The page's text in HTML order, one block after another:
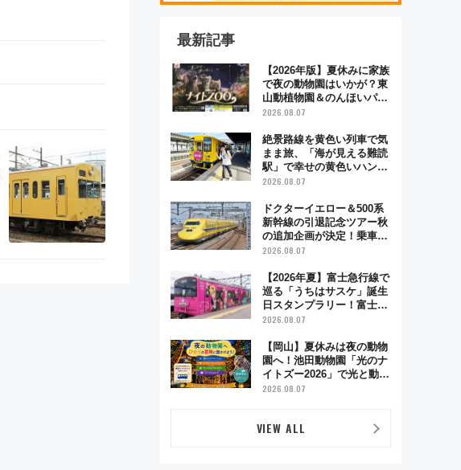
最新記事
【2026年版】夏休みに家族
で夜の動物園はいかが？東
山動植物園＆のんほいパー
ク「ナイトZOO」開催情報
2026.08.07
絶景路線を黄色い列車で気
まま旅、「海が見える難読
駅」で幸せの黄色いハンカ
チに願いを 「新・鉄道ひ
「島原鉄道」
2026.08.07
ドクターイエロー＆500系
新幹線の引退記念ツアー秋
の追加企画が決定！乗車体
験やグッズ・ホテル情報ま
2026.08.07
【2026年夏】富士急行線で
巡る「うちはサスケ」誕生
日スタンプラリー！富士急
ハイランド限定グルメ＆グ
2026.08.07
【岡山】夏休みは夜の動物
園へ！池田動物園「光のナ
イトズー2026」で光と動物
が彩る特別な夜
2026.08.07
VIEW ALL